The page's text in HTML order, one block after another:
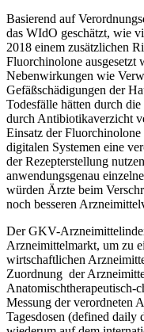
Basierend auf
das WIdO geschätzt, wie
2018 einem zusätzlichen
Fluorchinolone ausgesetzt
Nebenwirkungen wie
Gefäßschädigungen der
Todesfälle hätten durch
durch Antibiotikaverzicht
Einsatz der
digitalen Systemen eine
der Rezepterstellung
anwendungsgenau
würden Ärzte beim
noch besseren
Der GKV-
Arzneimittelmarkt, um zu
wirtschaftlichen
Zuordnung der
Anatomischtherapeutisch-
Messung der verordneten
Tagesdosen (defined daily